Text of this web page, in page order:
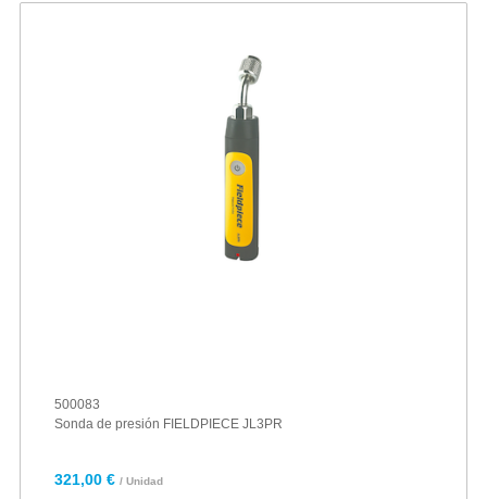
500083
Sonda de presión FIELDPIECE JL3PR
321,00 € / Unidad